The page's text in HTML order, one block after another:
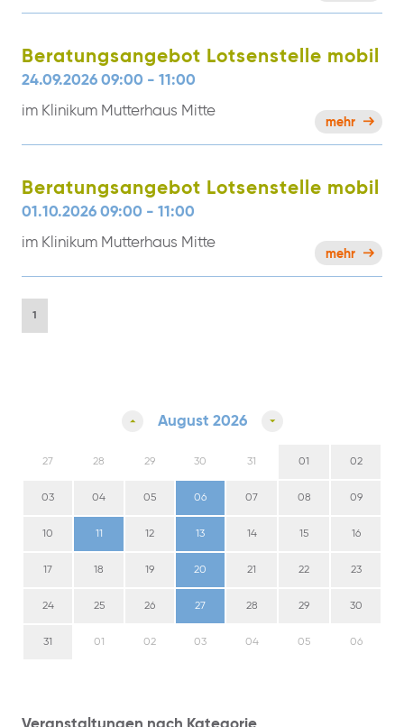
Beratungsangebot Lotsenstelle mobil
24.09.2026 09:00 - 11:00
im Klinikum Mutterhaus Mitte
mehr
Beratungsangebot Lotsenstelle mobil
01.10.2026 09:00 - 11:00
im Klinikum Mutterhaus Mitte
mehr
1
August 2026
27 28 29 30 31 01 02
03 04 05 06 07 08 09
10 11 12 13 14 15 16
17 18 19 20 21 22 23
24 25 26 27 28 29 30
31 01 02 03 04 05 06